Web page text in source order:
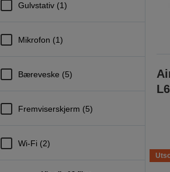
Gulvstativ (1)
Mikrofon (1)
Bæreveske (5)
Fremviserskjerm (5)
Wi-Fi (2)